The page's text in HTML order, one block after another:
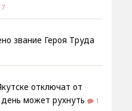
7
звание Героя Труда
отключат от
может рухнуть
1